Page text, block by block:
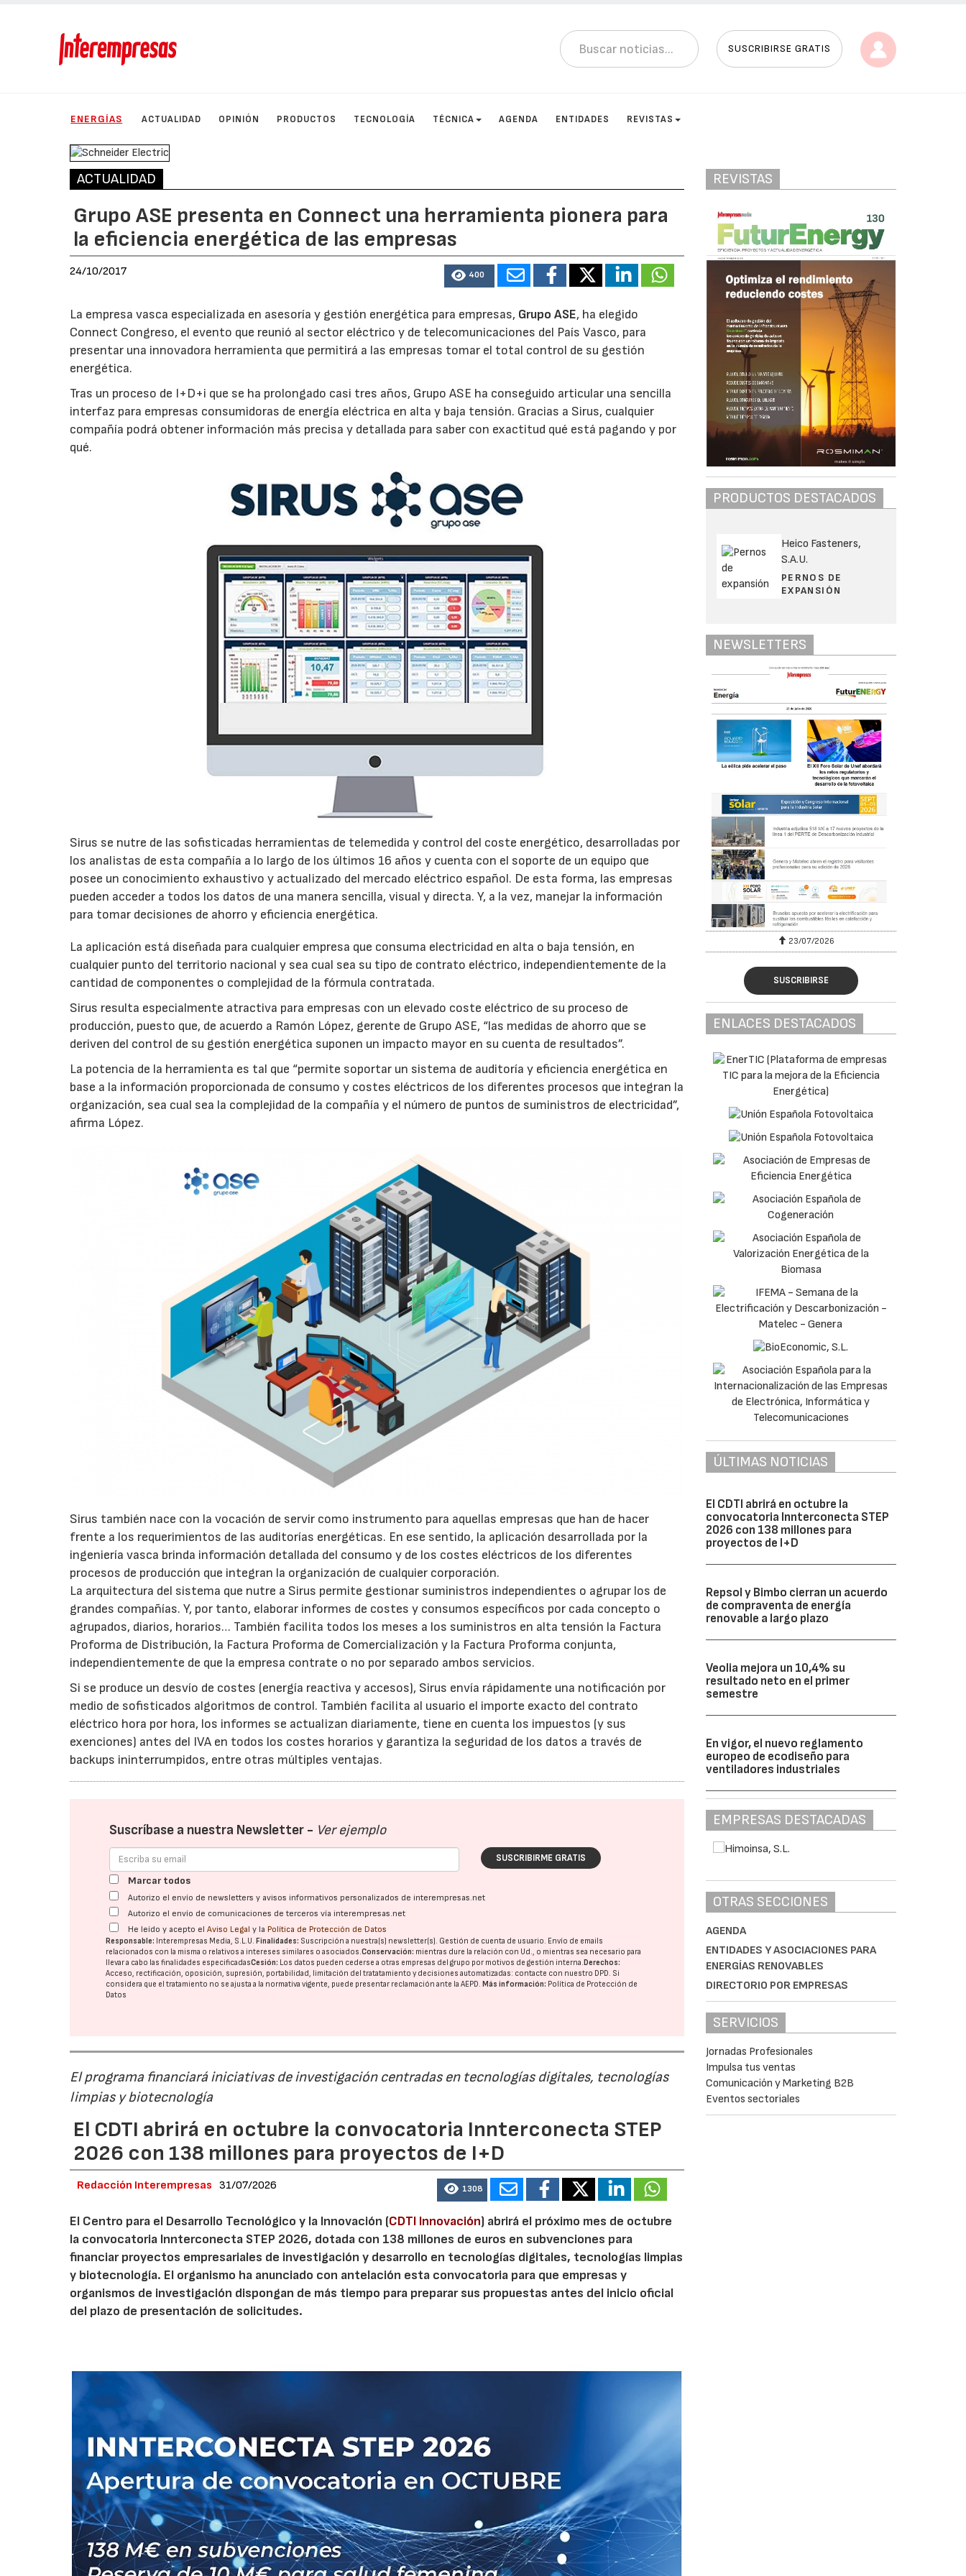
SUSCRIBIRSE GRATIS
ENERGÍAS ACTUALIDAD OPINIÓN PRODUCTOS TECNOLOGÍA TÉCNICA AGENDA ENTIDADES REVISTAS
ACTUALIDAD
Grupo ASE presenta en Connect una herramienta pionera para
la eficiencia energética de las empresas
24/10/2017 400
La empresa vasca especializada en asesoría y gestión energética para empresas, Grupo ASE, ha elegido
Connect Congreso, el evento que reunió al sector eléctrico y de telecomunicaciones del País Vasco, para
presentar una innovadora herramienta que permitirá a las empresas tomar el total control de su gestión
energética.
Tras un proceso de I+D+i que se ha prolongado casi tres años, Grupo ASE ha conseguido articular una sencilla
interfaz para empresas consumidoras de energía eléctrica en alta y baja tensión. Gracias a Sirus, cualquier
compañía podrá obtener información más precisa y detallada para saber con exactitud qué está pagando y por
qué.
Sirus se nutre de las sofisticadas herramientas de telemedida y control del coste energético, desarrolladas por
los analistas de esta compañía a lo largo de los últimos 16 años y cuenta con el soporte de un equipo que
posee un conocimiento exhaustivo y actualizado del mercado eléctrico español. De esta forma, las empresas
pueden acceder a todos los datos de una manera sencilla, visual y directa. Y, a la vez, manejar la información
para tomar decisiones de ahorro y eficiencia energética.
La aplicación está diseñada para cualquier empresa que consuma electricidad en alta o baja tensión, en
cualquier punto del territorio nacional y sea cual sea su tipo de contrato eléctrico, independientemente de la
cantidad de componentes o complejidad de la fórmula contratada.
Sirus resulta especialmente atractiva para empresas con un elevado coste eléctrico de su proceso de
producción, puesto que, de acuerdo a Ramón López, gerente de Grupo ASE, “las medidas de ahorro que se
deriven del control de su gestión energética suponen un impacto mayor en su cuenta de resultados”.
La potencia de la herramienta es tal que “permite soportar un sistema de auditoría y eficiencia energética en
base a la información proporcionada de consumo y costes eléctricos de los diferentes procesos que integran la
organización, sea cual sea la complejidad de la compañía y el número de puntos de suministros de electricidad”,
afirma López.
Sirus también nace con la vocación de servir como instrumento para aquellas empresas que han de hacer
frente a los requerimientos de las auditorías energéticas. En ese sentido, la aplicación desarrollada por la
ingeniería vasca brinda información detallada del consumo y de los costes eléctricos de los diferentes
procesos de producción que integran la organización de cualquier corporación.
La arquitectura del sistema que nutre a Sirus permite gestionar suministros independientes o agrupar los de
grandes compañías. Y, por tanto, elaborar informes de costes y consumos específicos por cada concepto o
agrupados, diarios, horarios… También facilita todos los meses a los suministros en alta tensión la Factura
Proforma de Distribución, la Factura Proforma de Comercialización y la Factura Proforma conjunta,
independientemente de que la empresa contrate o no por separado ambos servicios.
Si se produce un desvío de costes (energía reactiva y accesos), Sirus envía rápidamente una notificación por
medio de sofisticados algoritmos de control. También facilita al usuario el importe exacto del contrato
eléctrico hora por hora, los informes se actualizan diariamente, tiene en cuenta los impuestos (y sus
exenciones) antes del IVA en todos los costes horarios y garantiza la seguridad de los datos a través de
backups ininterrumpidos, entre otras múltiples ventajas.
Suscríbase a nuestra Newsletter - Ver ejemplo
SUSCRIBIRME GRATIS
Marcar todos
Autorizo el envío de newsletters y avisos informativos personalizados de interempresas.net
Autorizo el envío de comunicaciones de terceros vía interempresas.net
He leído y acepto elAviso Legal y la Política de Protección de Datos
Responsable: Interempresas Media, S.L.U.Finalidades: Suscripción a nuestra(s) newsletter(s). Gestión de cuenta de usuario. Envío de emails
relacionados con la misma o relativos a intereses similares o asociados.Conservación: mientras dure la relación con Ud., o mientras sea necesario para
llevar a cabo las finalidades especificadasCesión: Los datos pueden cederse a otras empresas del grupo por motivos de gestión interna.Derechos:
Acceso, rectificación, oposición, supresión, portabilidad, limitación del tratatamiento y decisiones automatizadas: contacte con nuestro DPD. Si
considera que el tratamiento no se ajusta a la normativa vigente, puede presentar reclamación ante laAEPD.Más información: Política de Protección de
Datos
El programa financiará iniciativas de investigación centradas en tecnologías digitales, tecnologías
limpias y biotecnología
El CDTI abrirá en octubre la convocatoria Innterconecta STEP
2026 con 138 millones para proyectos de I+D
Redacción Interempresas 31/07/2026 1308
El Centro para el Desarrollo Tecnológico y la Innovación (CDTI Innovación) abrirá el próximo mes de octubre
la convocatoria Innterconecta STEP 2026, dotada con 138 millones de euros en subvenciones para
financiar proyectos empresariales de investigación y desarrollo en tecnologías digitales, tecnologías limpias
y biotecnología. El organismo ha anunciado con antelación esta convocatoria para que empresas y
organismos de investigación dispongan de más tiempo para preparar sus propuestas antes del inicio oficial
del plazo de presentación de solicitudes.
REVISTAS
PRODUCTOS DESTACADOS
Heico Fasteners,
S.A.U.
PERNOS DE
EXPANSIÓN
NEWSLETTERS
23/07/2026 30/07/2026 23/07/2026
SUSCRIBIRSE
ENLACES DESTACADOS
ÚLTIMAS NOTICIAS
El CDTI abrirá en octubre la
convocatoria Innterconecta STEP
2026 con 138 millones para
proyectos de I+D
Repsol y Bimbo cierran un acuerdo
de compraventa de energía
renovable a largo plazo
Veolia mejora un 10,4% su
resultado neto en el primer
semestre
En vigor, el nuevo reglamento
europeo de ecodiseño para
ventiladores industriales
EMPRESAS DESTACADAS
OTRAS SECCIONES
AGENDA
ENTIDADES Y ASOCIACIONES PARA
ENERGÍAS RENOVABLES
DIRECTORIO POR EMPRESAS
SERVICIOS
Jornadas Profesionales
Impulsa tus ventas
Comunicación y Marketing B2B
Eventos sectoriales